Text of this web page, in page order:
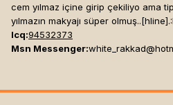
cem yılmaz içine girip çekiliyo ama
yılmazın makyajı süper olmuş..[hline]
Icq:94532373
Msn Messenger: